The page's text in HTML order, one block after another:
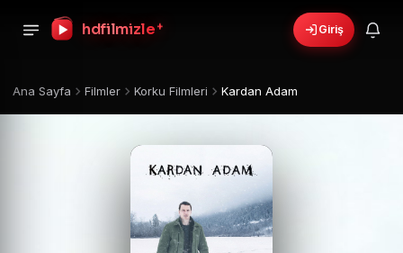
hdfilmizle + Giriş
Ana Sayfa Filmler Korku Filmleri Kardan Adam